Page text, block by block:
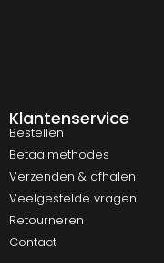
Klantenservice
Bestellen
Betaalmethodes
Verzenden & afhalen
Veelgestelde vragen
Retourneren
Contact